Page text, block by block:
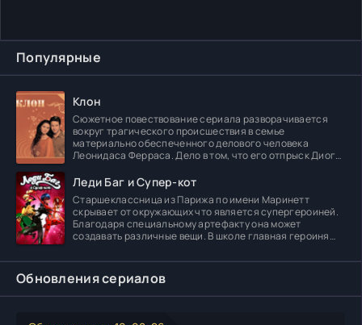
Популярные
Клон
Сюжетное повествование сериала разворачивается
вокруг трагического происшествия в семье
материально обеспеченного делового человека
Леонидаса Ферраса. Дело в том, что его отпрыск Диога
Леди Баг и Супер-кот
Старшеклассница из Парижа по имени Маринетт
скрывает от окружающих что является супергероиней.
Благодаря специальному артефакту она может
создавать различные вещи. В школе главная героиня
Обновления сериалов